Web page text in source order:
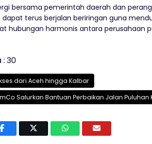
bersama pemerintah daerah dan
dapat terus berjalan beriringan guna
hubungan harmonis antara perusahaan
: 30
dari Aceh hingga Kalbar
Salurkan Bantuan Perbaikan Jalan Puluhan